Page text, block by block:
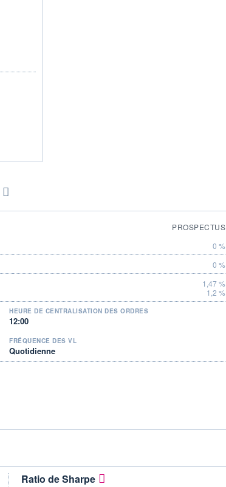
PROSPECTUS
0 %
0 %
1,47 %
1,2 %
HEURE DE CENTRALISATION DES ORDRES
12:00
FRÉQUENCE DES VL
Quotidienne
Ratio de Sharpe